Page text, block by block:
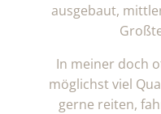
ausgebaut,
In meiner doch
möglichst viel
gerne reiten,